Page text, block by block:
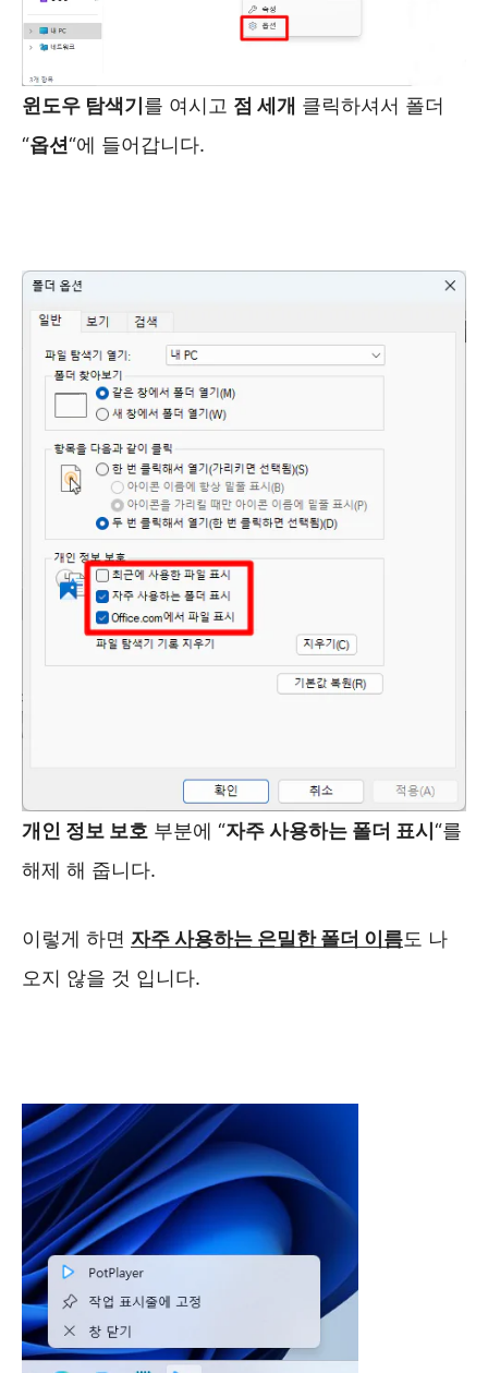
윈도우 탐색기를 여시고 점 세개 클릭하셔서 폴더
“옵션“에 들어갑니다.
개인 정보 보호 부분에 “자주 사용하는 폴더 표시“를
해제 해 줍니다.
이렇게 하면 자주 사용하는 은밀한 폴더 이름도 나
오지 않을 것 입니다.